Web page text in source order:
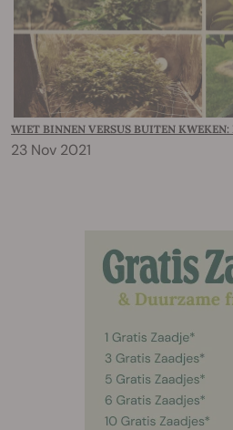
WIET BINNEN VERSUS BUITEN KWEKEN:
23 Nov 2021